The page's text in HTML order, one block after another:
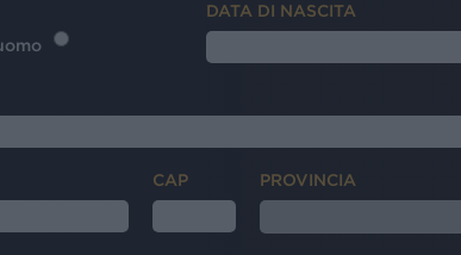
DATA DI NASCITA
CAP PROVINCIA